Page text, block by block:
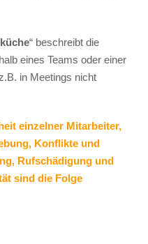
“ beschreibt die
eines Teams oder einer
in Meetings nicht
einzelner Mitarbeiter,
Konflikte und
Rufschädigung und
sind die Folge